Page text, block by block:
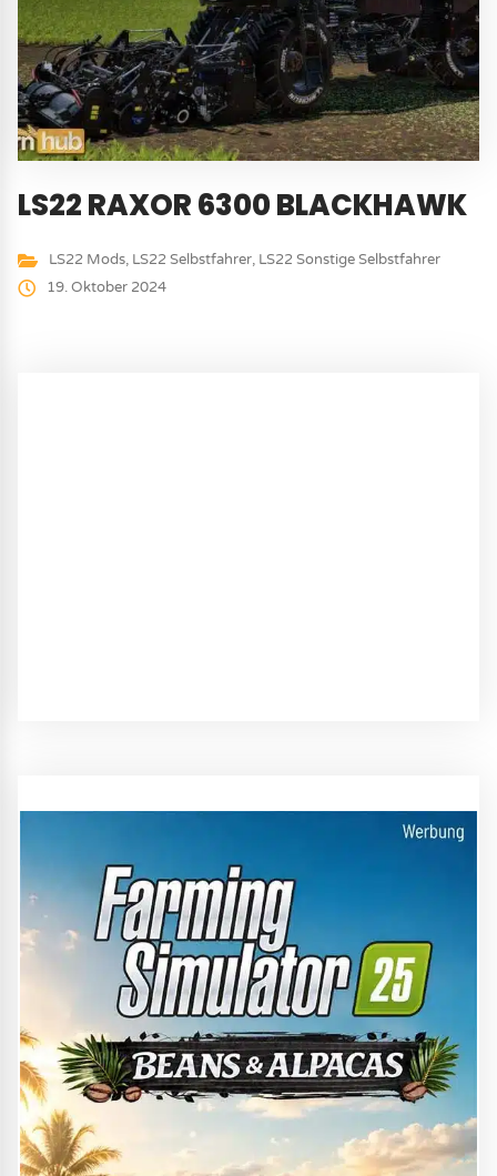
LS22 RAXOR 6300 BLACKHAWK
LS22 Mods, LS22 Selbstfahrer, LS22 Sonstige Selbstfahrer
19. Oktober 2024